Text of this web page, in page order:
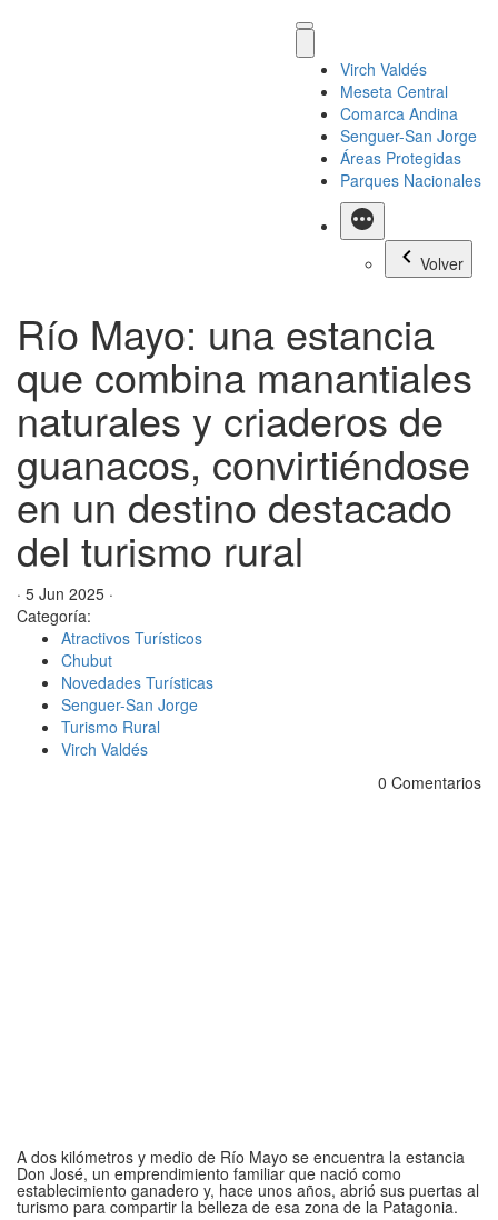
Virch Valdés
Meseta Central
Comarca Andina
Senguer-San Jorge
Áreas Protegidas
Parques Nacionales
Más
Volver
Río Mayo: una estancia
que combina manantiales
naturales y criaderos de
guanacos, convirtiéndose
en un destino destacado
del turismo rural
· 5 Jun 2025 ·
Categoría:
Atractivos Turísticos
Chubut
Novedades Turísticas
Senguer-San Jorge
Turismo Rural
Virch Valdés
0 Comentarios
A dos kilómetros y medio de Río Mayo se encuentra la estancia
Don José, un emprendimiento familiar que nació como
establecimiento ganadero y, hace unos años, abrió sus puertas al
turismo para compartir la belleza de esa zona de la Patagonia.